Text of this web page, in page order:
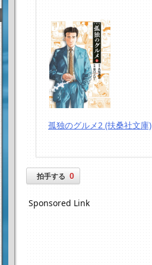
孤独のグルメ2 (扶桑社文庫)
拍手する 0
Sponsored Link